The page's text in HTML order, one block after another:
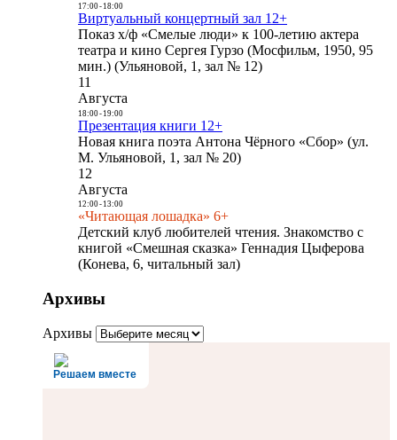
17:00- 18:00
Виртуальный концертный зал 12+
Показ х/ф «Смелые люди» к 100-летию актера
театра и кино Сергея Гурзо (Мосфильм, 1950, 95
мин.) (Ульяновой, 1, зал № 12)
11
Августа
18:00- 19:00
Презентация книги 12+
Новая книга поэта Антона Чёрного «Сбор» (ул.
М. Ульяновой, 1, зал № 20)
12
Августа
12:00- 13:00
«Читающая лошадка» 6+
Детский клуб любителей чтения. Знакомство с
книгой «Смешная сказка» Геннадия Цыферова
(Конева, 6, читальный зал)
Архивы
Архивы
Решаем вместе